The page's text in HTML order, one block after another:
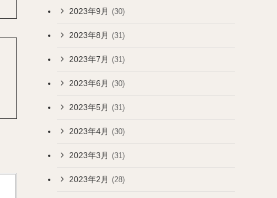
2023年9月 (30)
2023年8月 (31)
2023年7月 (31)
2023年6月 (30)
2023年5月 (31)
2023年4月 (30)
2023年3月 (31)
2023年2月 (28)